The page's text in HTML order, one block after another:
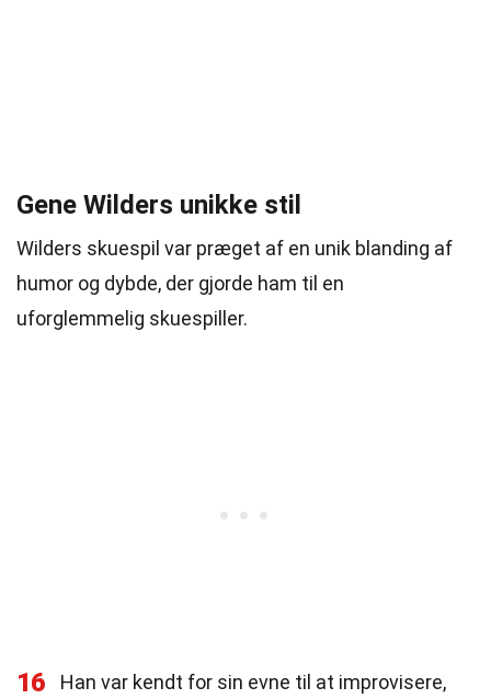
Gene Wilders unikke stil
Wilders skuespil var præget af en unik blanding af
humor og dybde, der gjorde ham til en
uforglemmelig skuespiller.
16
Han var kendt for sin evne til at improvisere,